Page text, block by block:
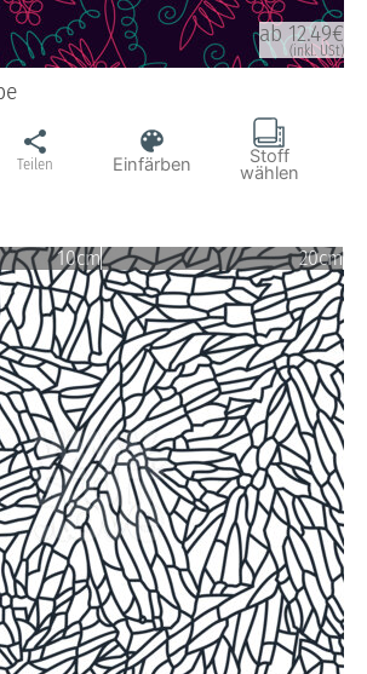
ab 12.49€
(inkl. USt)
Teilen Einfärben Stoff
wählen
10cm 20cm